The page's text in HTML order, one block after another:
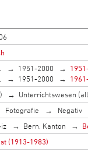
1951-2000
1951-2000
Unterrichtswesen
Fotografie Negativ
Bern, Kanton
(1913-1983)